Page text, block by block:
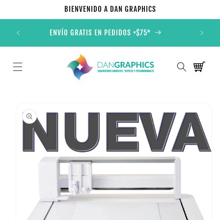
al contenido
BIENVENIDO A DAN GRAPHICS
ENVÍO GRATIS EN PEDIDOS +$75*
Carrito
información
del producto